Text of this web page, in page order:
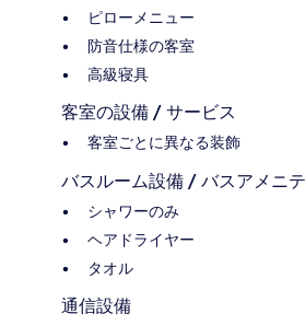
ピローメニュー
防音仕様の客室
高級寝具
客室の設備 / サービス
客室ごとに異なる装飾
バスルーム設備 / バスアメニ
シャワーのみ
ヘアドライヤー
タオル
通信設備